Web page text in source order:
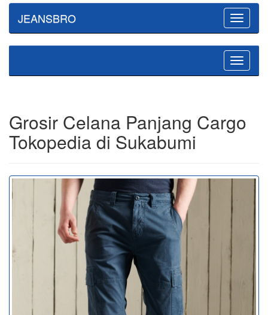
Toggle
JEANSBRO
Toggle
Grosir Celana Panjang Cargo
Tokopedia di Sukabumi